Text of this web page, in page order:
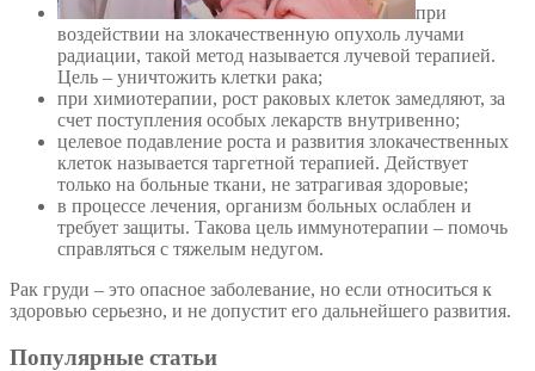
при
воздействии на злокачественную опухоль лучами
радиации, такой метод называется лучевой терапией.
Цель – уничтожить клетки рака;
при химиотерапии, рост раковых клеток замедляют, за
счет поступления особых лекарств внутривенно;
целевое подавление роста и развития злокачественных
клеток называется таргетной терапией. Действует
только на больные ткани, не затрагивая здоровые;
в процессе лечения, организм больных ослаблен и
требует защиты. Такова цель иммунотерапии – помочь
справляться с тяжелым недугом.
Рак груди – это опасное заболевание, но если относиться к
здоровью серьезно, и не допустит его дальнейшего развития.
Популярные статьи